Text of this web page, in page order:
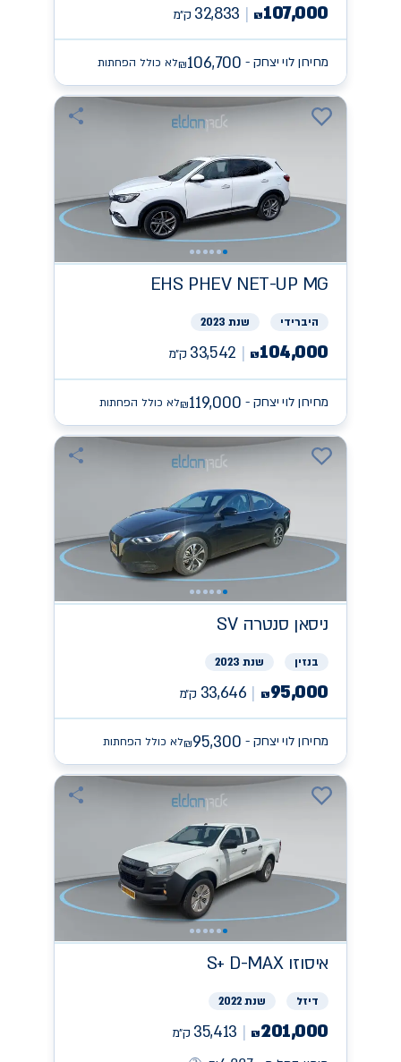
₪107,000
32,833 ק״מ
מחירון לוי יצחק - ₪106,700 לא כולל הפחתות
MG
EHS PHEV NET-UP
היברידי שנת 2023
₪104,000
33,542 ק״מ
מחירון לוי יצחק - ₪119,000 לא כולל הפחתות
ניסאן SV סנטרה
בנזין שנת 2023
₪95,000
33,646 ק״מ
מחירון לוי יצחק - ₪95,300 לא כולל הפחתות
איסוזוS+ D-MAX
דיזל שנת 2022
₪201,000
35,413 ק״מ